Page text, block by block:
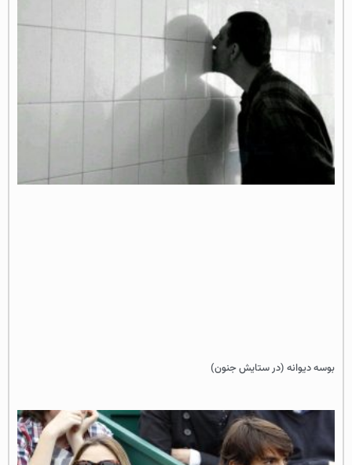
بوسه دیوانه (در ستایش جنون)